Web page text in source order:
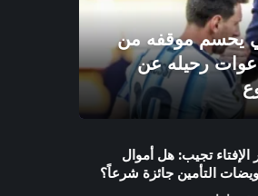
يحسم موقفه من
رحيله عن
الإفتاء تجيب: هل أموال
التأمين جائزة شرعاً؟